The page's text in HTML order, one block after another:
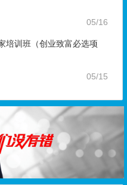
05/16
培训班（创业致富必选项
05/15